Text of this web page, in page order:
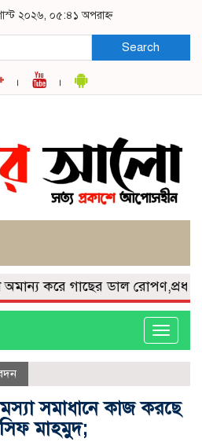
২০২৬, ০৫:৪১ অপরাহ্ন
Search
করে গাছের ডাল রোপণ,প্রধান
Toggle
সমাধানে কাজ করছে
মাহমুদ;